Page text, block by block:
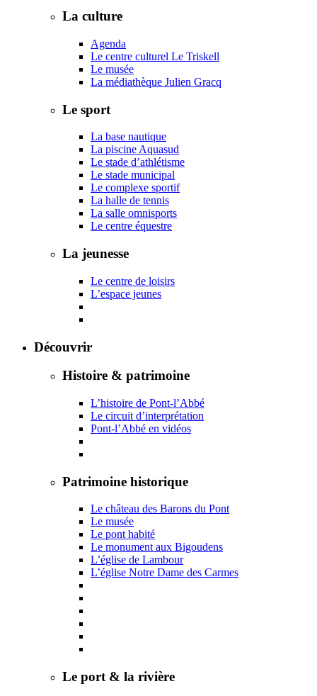
La culture
Agenda
Le centre culturel Le Triskell
Le musée
La médiathèque Julien Gracq
Le sport
La base nautique
La piscine Aquasud
Le stade d’athlétisme
Le stade municipal
Le complexe sportif
La halle de tennis
La salle omnisports
Le centre équestre
La jeunesse
Le centre de loisirs
L’espace jeunes
Découvrir
Histoire & patrimoine
L’histoire de Pont-l’Abbé
Le circuit d’interprétation
Pont-l’Abbé en vidéos
Patrimoine historique
Le château des Barons du Pont
Le musée
Le pont habité
Le monument aux Bigoudens
L’église de Lambour
L’église Notre Dame des Carmes
Le port & la rivière